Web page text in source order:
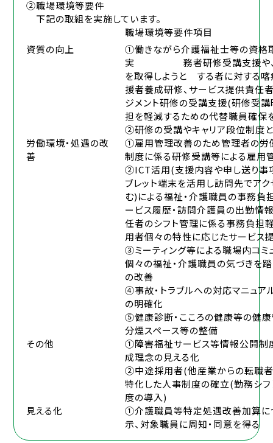
②職場環境等要件
下記の取組を実施しています。
職場環境等要件項目
資質の向上
①働きながら介護福祉士等の資格
実 務者研修受講支援や、よ
を取得しようと する者に対する
援者養成研修、サービス提供責任
ジメント研修の受講支援(研修受
担を軽減するための代替職員確保
②研修の受講やキャリア段位制度
労働環境・処遇の改
善
①雇用管理改善のため管理者の労
制度に係る研修受講等による雇用
②ICT活用(支援内容や申し送り事
ブレット端末を活用し訪問先でア
む)による福祉・介護職員の事務負
ービス履歴・訪問介護員の出勤情
任者のシフト管理に係る事務負担
用者個々の特性に応じたサービス
③ミーティング等による職場内コミ
個々の福祉・介護職員の気づきを
の改善
④事故・トラブルへの対応マニュ
の明確化
⑤健康診断・こころの健康等の健
分煙スペース等の整備
その他
①障害福祉サービス等情報公開制
成理念の見える化
②中途採用者(他産業からの転職者
特化した人事制度の確立(勤務シ
度の導入)
見える化
①介護職員等特定処遇改善加算に
示、対象職員に周知・同意を得る